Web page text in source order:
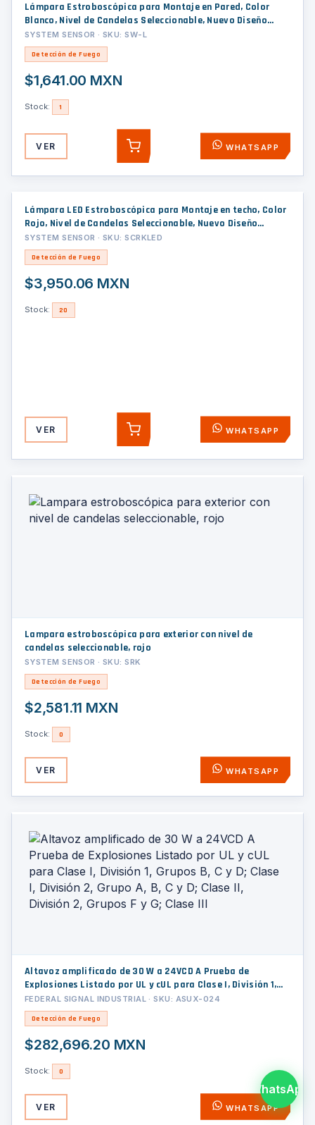
Lámpara Estroboscópica para Montaje en Pared, Color
Blanco, Nivel de Candelas Seleccionable, Nuevo Diseño
Moderno y Elegante y Menor Consumo de Corriente
SYSTEM SENSOR · SKU: SW-L
Detección de Fuego
$1,641.00 MXN
Stock: 1
VER AGREGAR WHATSAPP
Lámpara LED Estroboscópica para Montaje en techo, Color
Rojo, Nivel de Candelas Seleccionable, Nuevo Diseño
Moderno y Elegante y Menor Consumo de Corriente, Uso
Exterior
SYSTEM SENSOR · SKU: SCRKLED
Detección de Fuego
$3,950.06 MXN
Stock: 20
VER AGREGAR WHATSAPP
Lampara estroboscópica para exterior con nivel de
candelas seleccionable, rojo
SYSTEM SENSOR · SKU: SRK
Detección de Fuego
$2,581.11 MXN
Stock: 0
VER WHATSAPP
Altavoz amplificado de 30 W a 24VCD A Prueba de
Explosiones Listado por UL y cUL para Clase I, División 1,
Grupos B, C y D; Clase I, División 2, Grupo A, B, C y D; Clase II,
División 2, Grupos F y G; Clase III
FEDERAL SIGNAL INDUSTRIAL · SKU: ASUX-024
Detección de Fuego
$282,696.20 MXN
Stock: 0
VER WHATSAPP
WhatsApp